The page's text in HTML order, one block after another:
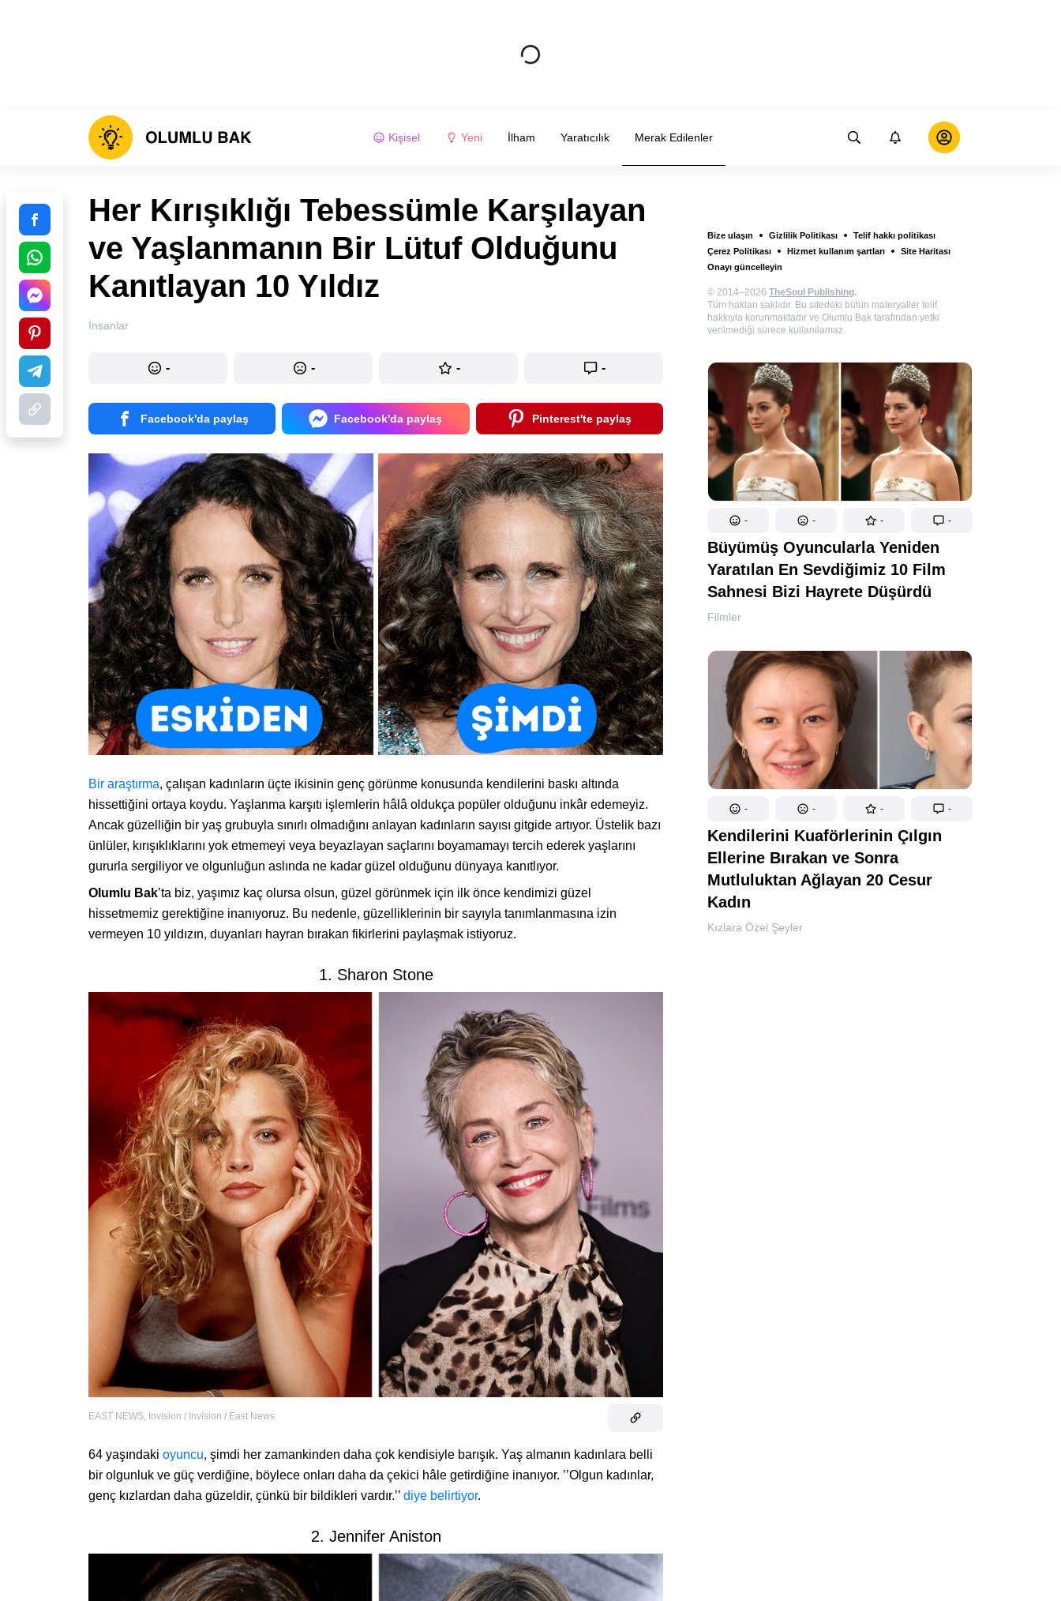
Kişisel Yeni İlham Yaratıcılık Merak Edilenler
Bize ulaşın Gizlilik Politikası
Telif hakkı politikası
Çerez Politikası
Hizmet kullanım şartları
Site Haritası
Onayı güncelleyin
© 2014–2026 TheSoul Publishing.
Tüm hakları saklıdır. Bu sitedeki bütün materyaller telif
hakkıyla korunmaktadır ve Olumlu Bak tarafından yetki
verilmediği sürece kullanılamaz.
- - - -
Büyümüş Oyuncularla Yeniden
Yaratılan En Sevdiğimiz 10 Film
Sahnesi Bizi Hayrete Düşürdü
Filmler
- - - -
Kendilerini Kuaförlerinin Çılgın
Ellerine Bırakan ve Sonra
Mutluluktan Ağlayan 20 Cesur
Kadın
Kızlara Özel Şeyler
Her Kırışıklığı Tebessümle Karşılayan
ve Yaşlanmanın Bir Lütuf Olduğunu
Kanıtlayan 10 Yıldız
İnsanlar
- - - -
Facebook'da paylaş Facebook'da paylaş Pinterest'te paylaş
Bir araştırma, çalışan kadınların üçte ikisinin genç görünme konusunda kendilerini baskı altında
hissettiğini ortaya koydu. Yaşlanma karşıtı işlemlerin hâlâ oldukça popüler olduğunu inkâr edemeyiz.
Ancak güzelliğin bir yaş grubuyla sınırlı olmadığını anlayan kadınların sayısı gitgide artıyor. Üstelik bazı
ünlüler, kırışıklıklarını yok etmemeyi veya beyazlayan saçlarını boyamamayı tercih ederek yaşlarını
gururla sergiliyor ve olgunluğun aslında ne kadar güzel olduğunu dünyaya kanıtlıyor.
Olumlu Bak’ta biz, yaşımız kaç olursa olsun, güzel görünmek için ilk önce kendimizi güzel
hissetmemiz gerektiğine inanıyoruz. Bu nedenle, güzelliklerinin bir sayıyla tanımlanmasına izin
vermeyen 10 yıldızın, duyanları hayran bırakan fikirlerini paylaşmak istiyoruz.
1. Sharon Stone
EAST NEWS, Invision / Invision / East News
64 yaşındaki oyuncu, şimdi her zamankinden daha çok kendisiyle barışık. Yaş almanın kadınlara belli
bir olgunluk ve güç verdiğine, böylece onları daha da çekici hâle getirdiğine inanıyor. ’’Olgun kadınlar,
genç kızlardan daha güzeldir, çünkü bir bildikleri vardır.’’ diye belirtiyor.
2. Jennifer Aniston